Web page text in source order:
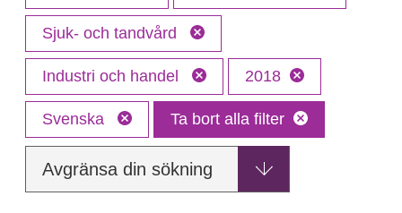
Sjuk- och tandvård
Industri och handel 2018
Svenska Ta bort alla filter
Avgränsa din sökning